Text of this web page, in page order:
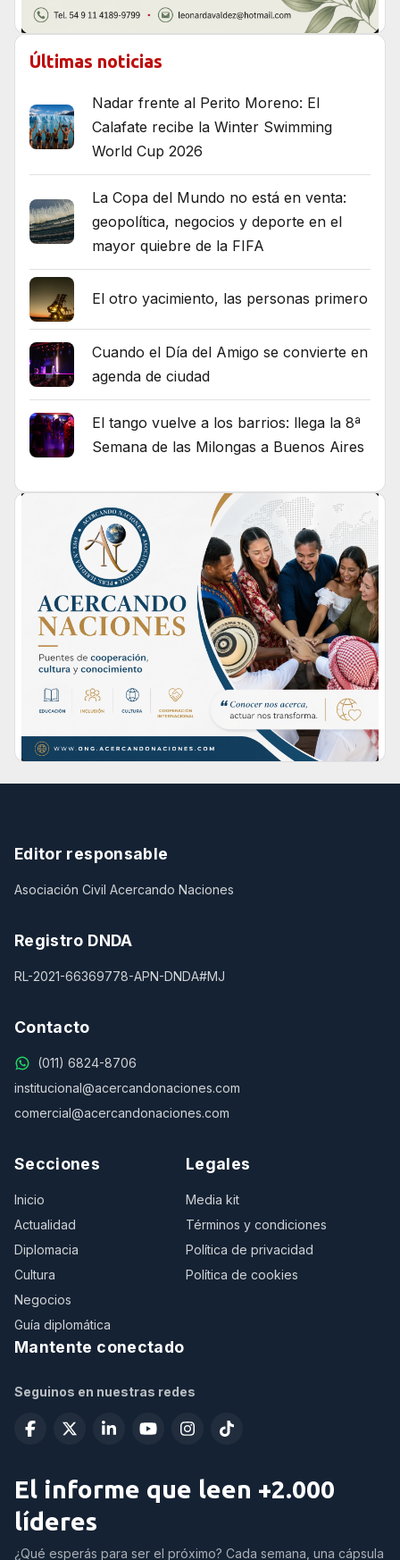
Últimas noticias
Nadar frente al Perito Moreno: El
Calafate recibe la Winter Swimming
World Cup 2026
La Copa del Mundo no está en venta:
geopolítica, negocios y deporte en el
mayor quiebre de la FIFA
El otro yacimiento, las personas primero
Cuando el Día del Amigo se convierte en
agenda de ciudad
El tango vuelve a los barrios: llega la 8ª
Semana de las Milongas a Buenos Aires
Editor responsable
Asociación Civil Acercando Naciones
Registro DNDA
RL-2021-66369778-APN-DNDA#MJ
Contacto
(011) 6824-8706
institucional@acercandonaciones.com
comercial@acercandonaciones.com
Secciones
Inicio
Actualidad
Diplomacia
Cultura
Negocios
Guía diplomática
Legales
Media kit
Términos y condiciones
Política de privacidad
Política de cookies
Mantente conectado
Seguinos en nuestras redes
El informe que leen +2.000
líderes
¿Qué esperás para ser el próximo? Cada semana, una cápsula